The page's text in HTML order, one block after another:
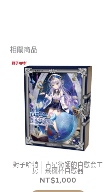
相關商品
對子哈特｜占星術師的自慰套工
房｜飛機杯自慰器
NT$1,000